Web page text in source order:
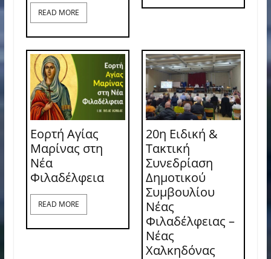
READ MORE
Εορτή Αγίας
Μαρίνας στη
Νέα
Φιλαδέλφεια
READ MORE
20η Ειδική &
Τακτική
Συνεδρίαση
Δημοτικού
Συμβουλίου
Νέας
Φιλαδέλφειας –
Νέας
Χαλκηδόνας